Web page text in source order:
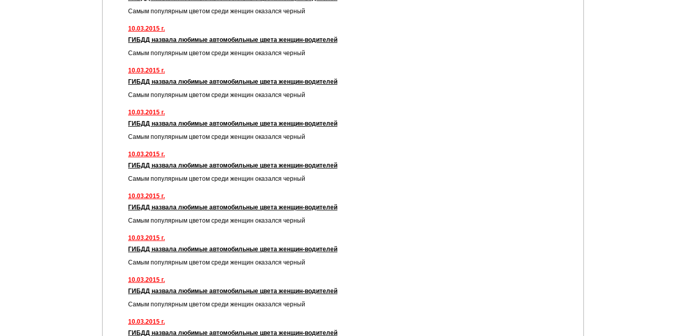
Самым популярным цветом среди женщин оказался черный
10.03.2015 г.
ГИБДД назвала любимые автомобильные цвета женщин-водителей
Самым популярным цветом среди женщин оказался черный
10.03.2015 г.
ГИБДД назвала любимые автомобильные цвета женщин-водителей
Самым популярным цветом среди женщин оказался черный
10.03.2015 г.
ГИБДД назвала любимые автомобильные цвета женщин-водителей
Самым популярным цветом среди женщин оказался черный
10.03.2015 г.
ГИБДД назвала любимые автомобильные цвета женщин-водителей
Самым популярным цветом среди женщин оказался черный
10.03.2015 г.
ГИБДД назвала любимые автомобильные цвета женщин-водителей
Самым популярным цветом среди женщин оказался черный
10.03.2015 г.
ГИБДД назвала любимые автомобильные цвета женщин-водителей
Самым популярным цветом среди женщин оказался черный
10.03.2015 г.
ГИБДД назвала любимые автомобильные цвета женщин-водителей
Самым популярным цветом среди женщин оказался черный
10.03.2015 г.
ГИБДД назвала любимые автомобильные цвета женщин-водителей